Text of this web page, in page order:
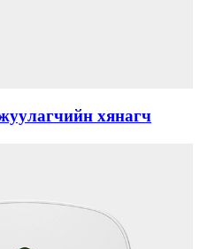
хянагч